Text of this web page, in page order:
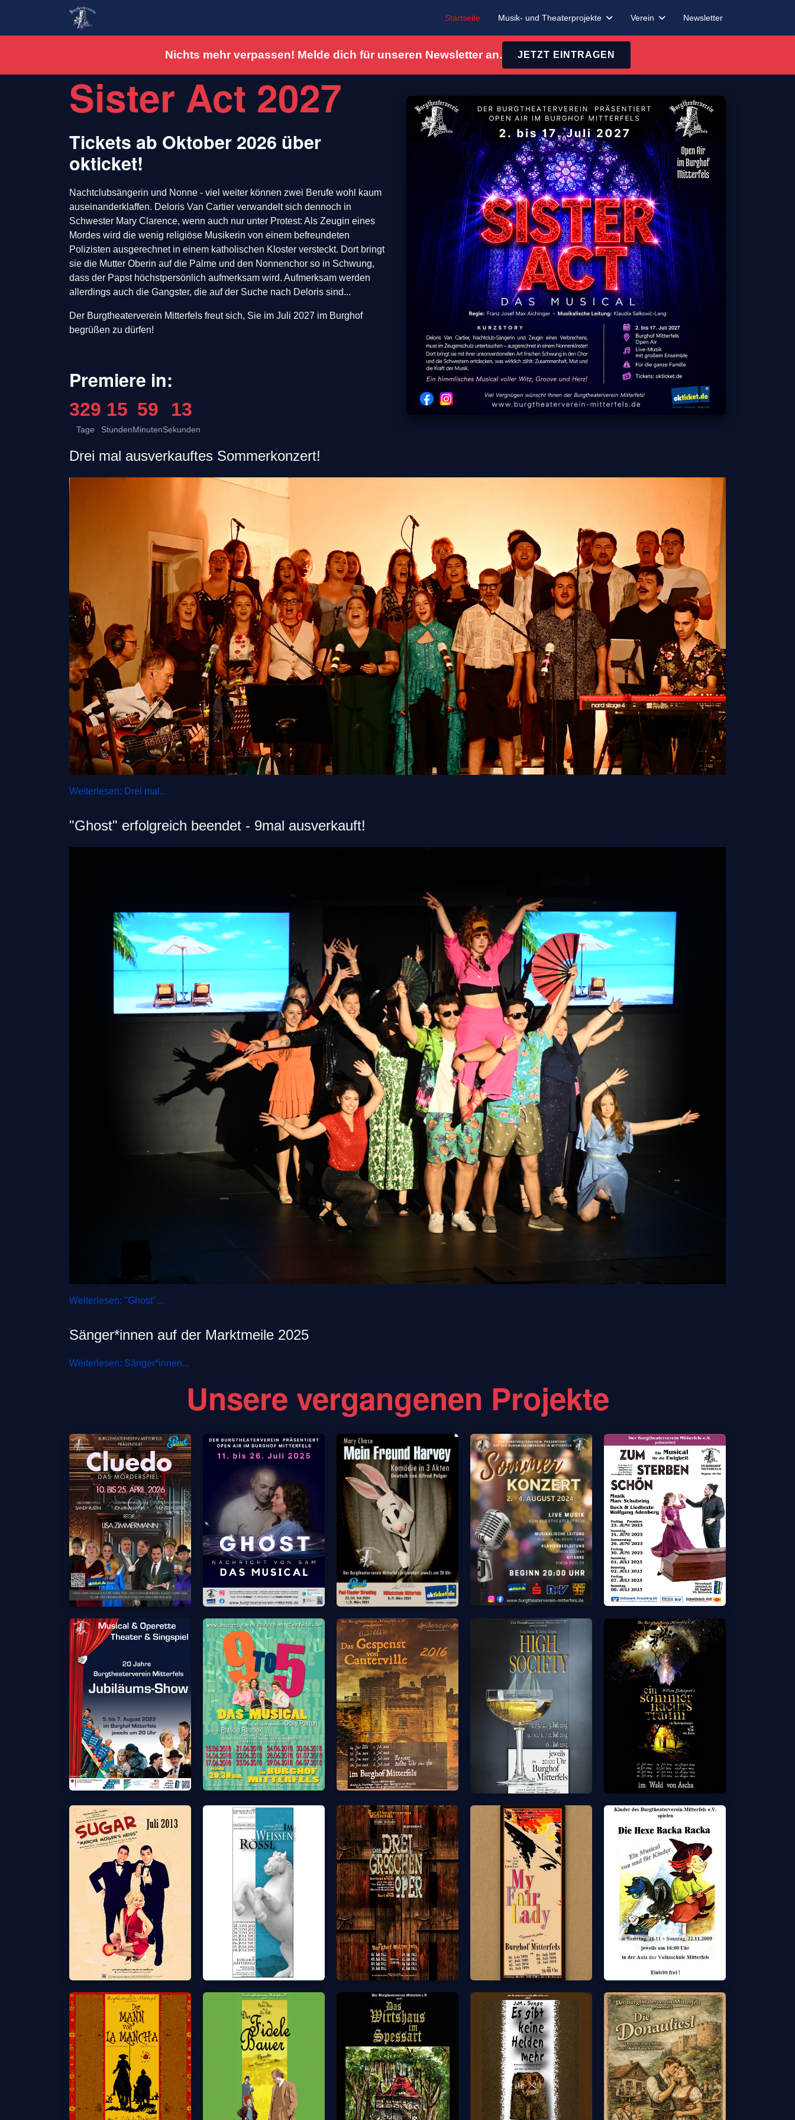
Startseite Musik- und Theaterprojekte Verein Newsletter
Nichts mehr verpassen! Melde dich für unseren Newsletter an. JETZT EINTRAGEN
Sister Act 2027
Tickets ab Oktober 2026 über
okticket!
Nachtclubsängerin und Nonne - viel weiter können zwei Berufe wohl kaum
auseinanderklaffen. Deloris Van Cartier verwandelt sich dennoch in
Schwester Mary Clarence, wenn auch nur unter Protest: Als Zeugin eines
Mordes wird die wenig religiöse Musikerin von einem befreundeten
Polizisten ausgerechnet in einem katholischen Kloster versteckt. Dort bringt
sie die Mutter Oberin auf die Palme und den Nonnenchor so in Schwung,
dass der Papst höchstpersönlich aufmerksam wird. Aufmerksam werden
allerdings auch die Gangster, die auf der Suche nach Deloris sind...
Der Burgtheaterverein Mitterfels freut sich, Sie im Juli 2027 im Burghof
begrüßen zu dürfen!
Premiere in:
329
Tage
15
Stunden
59
Minuten
12
Sekunden
Drei mal ausverkauftes Sommerkonzert!
Weiterlesen: Drei mal...
"Ghost" erfolgreich beendet - 9mal ausverkauft!
Weiterlesen: "Ghost"...
Sänger*innen auf der Marktmeile 2025
Weiterlesen: Sänger*innen...
Unsere vergangenen Projekte